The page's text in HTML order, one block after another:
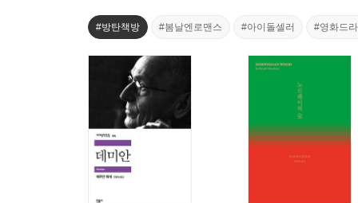
#방탄책방 #봄날엔로맨스 #아이돌셀러 #영화드